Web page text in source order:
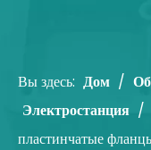
Вы здесь: Дом /
Электростанция /
пластинчатые